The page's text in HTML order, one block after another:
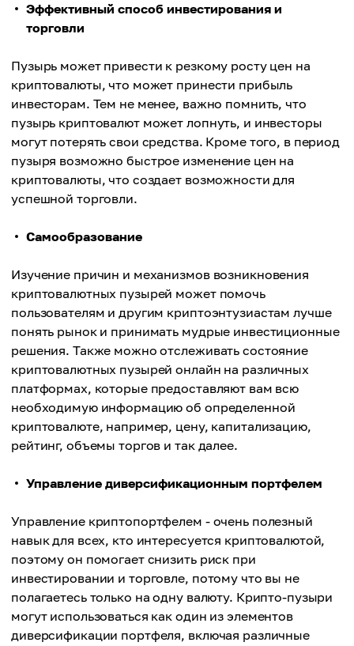
Эффективный способ инвестирования и
торговли
Пузырь может привести к резкому росту цен на
криптовалюты, что может принести прибыль
инвесторам. Тем не менее, важно помнить, что
пузырь криптовалют может лопнуть, и инвесторы
могут потерять свои средства. Кроме того, в период
пузыря возможно быстрое изменение цен на
криптовалюты, что создает возможности для
успешной торговли.
Самообразование
Изучение причин и механизмов возникновения
криптовалютных пузырей может помочь
пользователям и другим криптоэнтузиастам лучше
понять рынок и принимать мудрые инвестиционные
решения. Также можно отслеживать состояние
криптовалютных пузырей онлайн на различных
платформах, которые предоставляют вам всю
необходимую информацию об определенной
криптовалюте, например, цену, капитализацию,
рейтинг, объемы торгов и так далее.
Управление диверсификационным портфелем
Управление криптопортфелем - очень полезный
навык для всех, кто интересуется криптовалютой,
поэтому он помогает снизить риск при
инвестировании и торговле, потому что вы не
полагаетесь только на одну валюту. Крипто-пузыри
могут использоваться как один из элементов
диверсификации портфеля, включая различные